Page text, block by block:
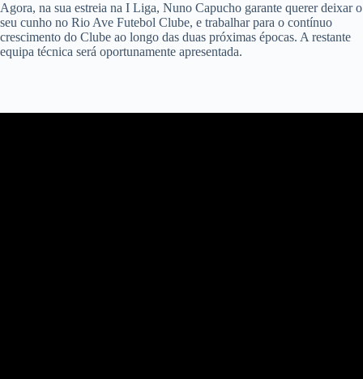
Agora, na sua estreia na I Liga, Nuno Capucho garante querer deixar o
seu cunho no Rio Ave Futebol Clube, e trabalhar para o contínuo
crescimento do Clube ao longo das duas próximas épocas. A restante
equipa técnica será oportunamente apresentada.